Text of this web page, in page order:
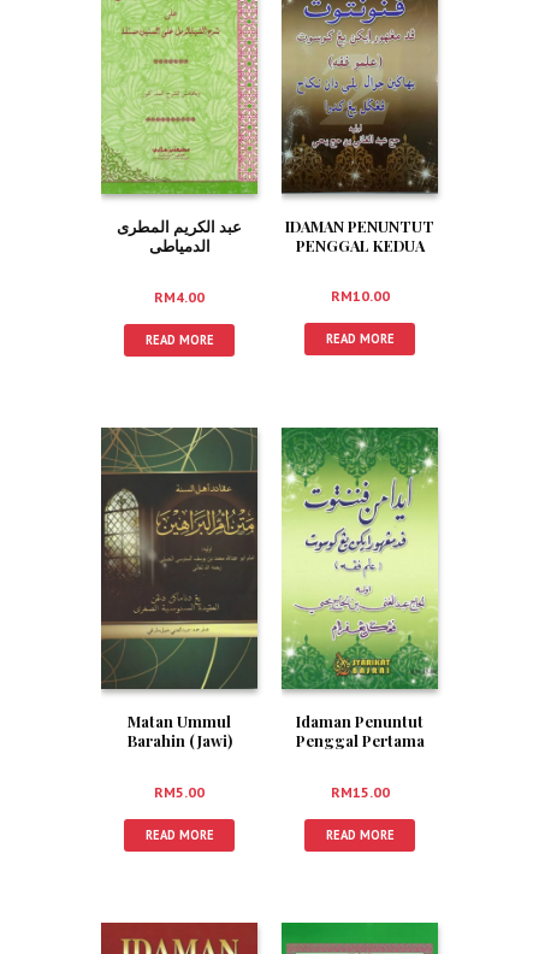
عبد الكريم المطرى
الدمياطى
RM4.00
READ MORE
IDAMAN PENUNTUT
PENGGAL KEDUA
RM10.00
READ MORE
Matan Ummul
Barahin (Jawi)
RM5.00
READ MORE
Idaman Penuntut
Penggal Pertama
RM15.00
READ MORE